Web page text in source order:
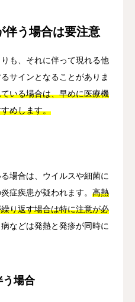
伴う場合は要注意
も、それに伴って現れる他
サインとなることがありま
いる場合は、早めに医療機
めします。
場合は、ウイルスや細菌に
症疾患が疑われます。 高熱
り返す場合は特に注意が必
などは発熱と発疹が同時に
う場合